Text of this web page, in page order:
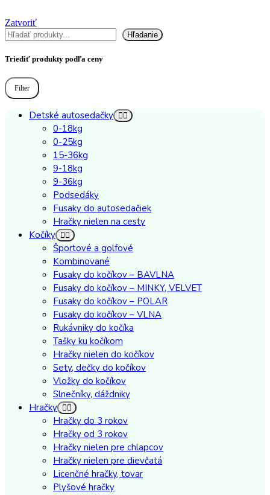
Zatvoriť
Hľadať
Hľadanie
Triediť produkty podľa ceny
Minimálna
Maximálna
Filter
Detské autosedačky
0-18kg
0-25kg
15-36kg
9-18kg
9-36kg
Podsedáky
Fusaky do autosedačiek
Hračky nielen na cesty
Kočíky
Športové a golfové
Kombinované
Fusaky do kočíkov – BAVLNA
Fusaky do kočíkov – MINKY, VELVET
Fusaky do kočíkov – POLAR
Fusaky do kočíkov – VLNA
Rukávniky do kočíka
Tašky ku kočíkom
Hračky nielen do kočíkov
Sety, dečky do kočíkov
Vložky do kočíkov
Slnečníky, dáždniky
Hračky
Hračky do 3 rokov
Hračky od 3 rokov
Hračky nielen pre chlapcov
Hračky nielen pre dievčatá
Licenčné hračky, tovar
Plyšové hračky